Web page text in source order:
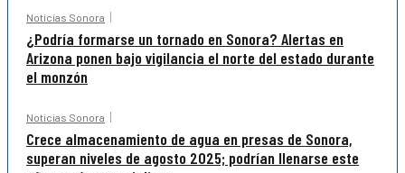
Noticias Sonora
¿Podría formarse un tornado en Sonora? Alertas en
Arizona ponen bajo vigilancia el norte del estado durante
el monzón
Noticias Sonora
Crece almacenamiento de agua en presas de Sonora,
superan niveles de agosto 2025; podrían llenarse este